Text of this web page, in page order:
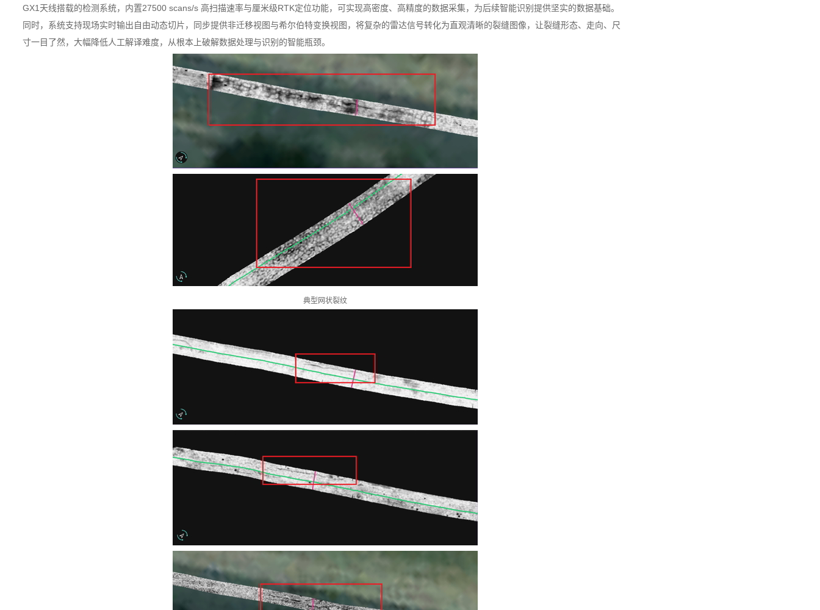
GX1天线搭载的检测系统，内置27500 scans/s 高扫描速率与厘米级RTK定位功能，可实现高密度、高精度的数据采集，为后续智能识别提供坚实的数据基础。
同时，系统支持现场实时输出自由动态切片，同步提供非迁移视图与希尔伯特变换视图，将复杂的雷达信号转化为直观清晰的裂缝图像，让裂缝形态、走向、尺
寸一目了然，大幅降低人工解译难度，从根本上破解数据处理与识别的智能瓶颈。
典型网状裂纹